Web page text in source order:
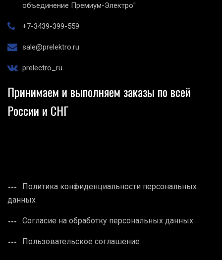
объединение Премиум-Электро"
+7-3439-399-559
sale@prelektro.ru
prelectro_ru
Принимаем и выполняем заказы по всей
России и СНГ
Политика конфиденциальности персональных
данных
Согласие на обработку персональных данных
Пользовательское соглашение